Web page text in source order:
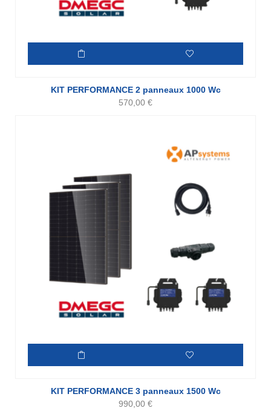
KIT PERFORMANCE 2 panneaux 1000 Wc
570,00 €
KIT PERFORMANCE 3 panneaux 1500 Wc
990,00 €